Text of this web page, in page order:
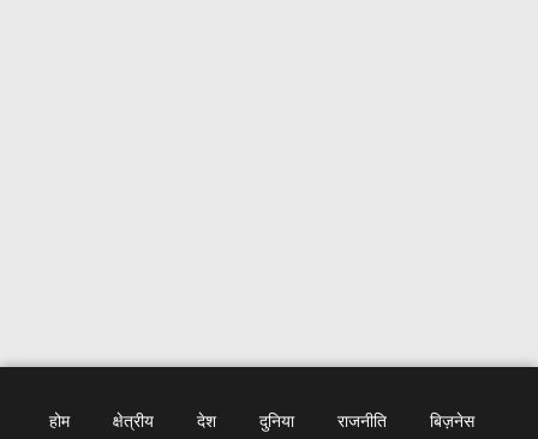
होम क्षेत्रीय देश दुनिया राजनीति
बिज़नेस